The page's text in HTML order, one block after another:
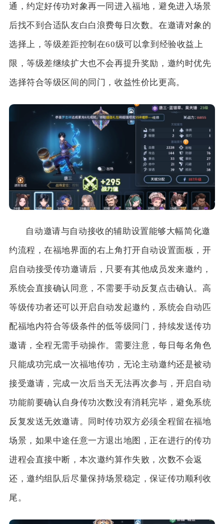
通，约定好传功对象再一同进入福地，避免进入场景
后找不到合适队友白白浪费每日次数。在邀请对象的
选择上，等级差距控制在60级可以拿到经验收益上
限，等级差继续扩大也不会再提升奖励，邀约时优先
选择符合等级区间的同门，收益性价比更高。
自动邀请与自动接收的辅助设置能够大幅简化邀
约流程，在福地界面的右上角打开自动设置面板，开
启自动接受传功邀请后，只要有其他成员发来邀约，
系统会直接确认同意，不需要手动反复点击确认。高
等级传功者还可以开启自动发起邀约，系统会自动匹
配福地内符合等级条件的低等级同门，持续发送传功
邀请，全程无需手动操作。需要注意，每日每名角色
只能成功完成一次福地传功，无论主动邀约还是被动
接受邀请，完成一次后当天无法再次参与，开启自动
功能前要确认自身传功次数没有消耗完毕，避免系统
反复发送无效邀请。同时传功双方必须全程留在福地
场景，如果中途任意一方退出地图，正在进行的传功
进程会直接中断，本次邀约算作失败，次数不会返
还，邀约组队后尽量保持场景稳定，保证传功顺利收
尾。